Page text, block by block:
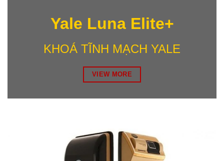
Yale Luna Elite+
KHOÁ TĨNH MẠCH YALE
VIEW MORE